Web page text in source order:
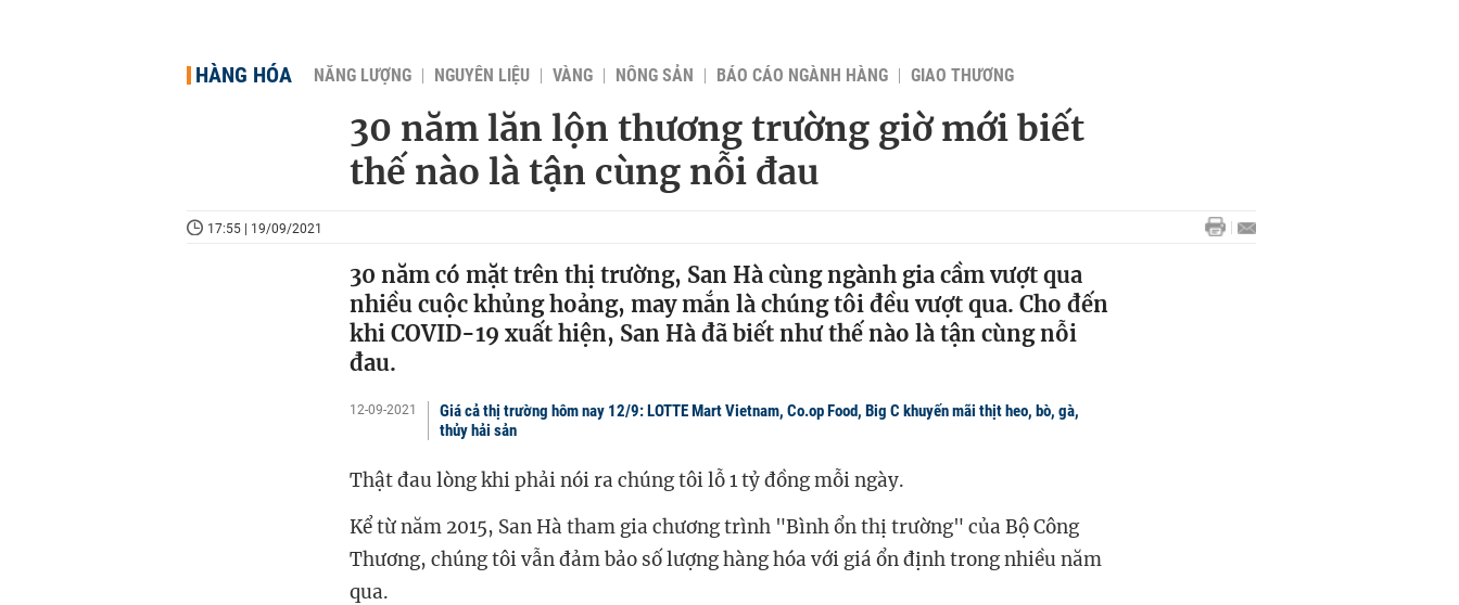
HÀNG HÓA NĂNG LƯỢNG NGUYÊN LIỆU VÀNG NÔNG SẢN BÁO CÁO NGÀNH HÀNG GIAO THƯƠNG
30 năm lăn lộn thương trường giờ mới biết
thế nào là tận cùng nỗi đau
17:55 | 19/09/2021
30 năm có mặt trên thị trường, San Hà cùng ngành gia cầm vượt qua
nhiều cuộc khủng hoảng, may mắn là chúng tôi đều vượt qua. Cho đến
khi COVID-19 xuất hiện, San Hà đã biết như thế nào là tận cùng nỗi
đau.
12-09-2021
Giá cả thị trường hôm nay 12/9: LOTTE Mart Vietnam, Co.op Food, Big C khuyến mãi thịt heo, bò, gà,
thủy hải sản
Thật đau lòng khi phải nói ra chúng tôi lỗ 1 tỷ đồng mỗi ngày.
Kể từ năm 2015, San Hà tham gia chương trình "Bình ổn thị trường" của Bộ Công
Thương, chúng tôi vẫn đảm bảo số lượng hàng hóa với giá ổn định trong nhiều năm
qua.